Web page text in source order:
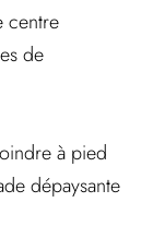
centre
de
à pied
dépaysante